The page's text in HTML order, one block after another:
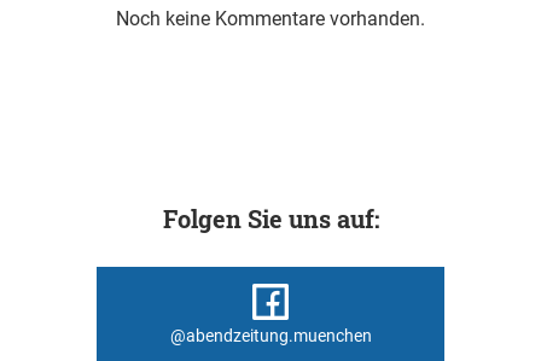
Noch keine Kommentare vorhanden.
Folgen Sie uns auf:
@abendzeitung.muenchen